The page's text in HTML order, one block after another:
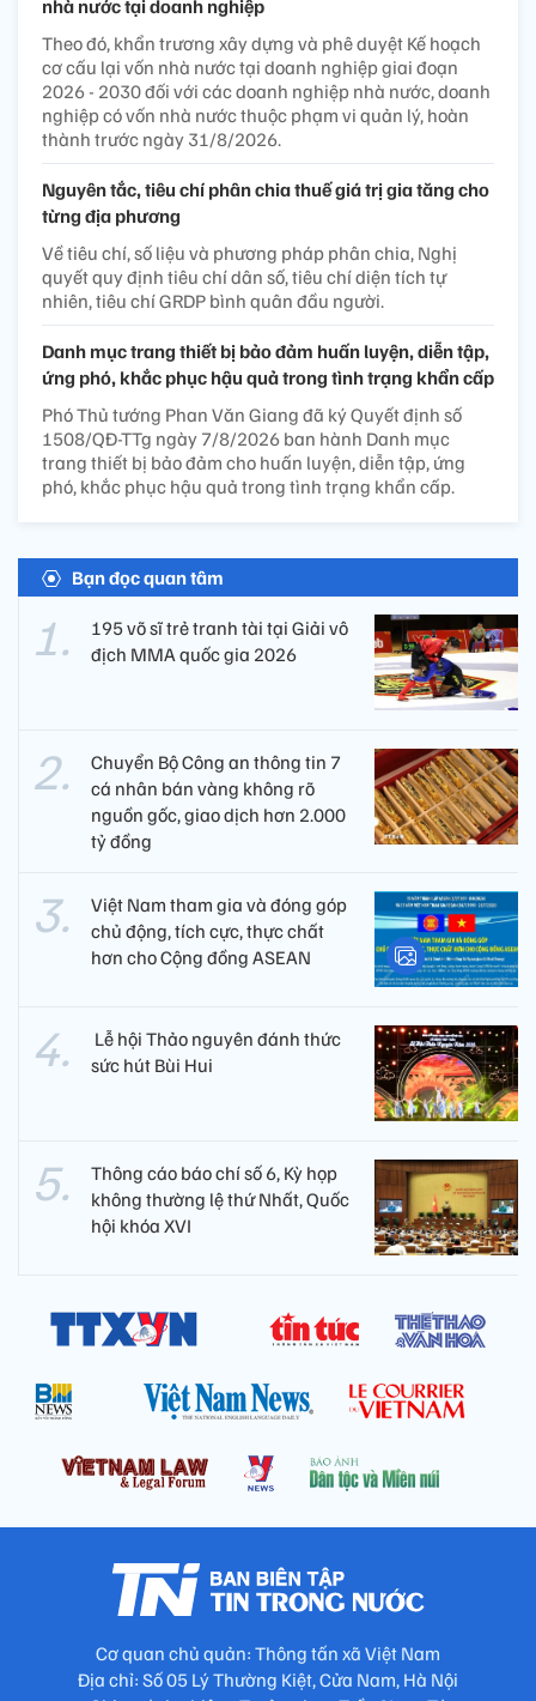
nhà nước tại doanh nghiệp
Theo đó, khẩn trương xây dựng và phê duyệt Kế hoạch
cơ cấu lại vốn nhà nước tại doanh nghiệp giai đoạn
2026 - 2030 đối với các doanh nghiệp nhà nước, doanh
nghiệp có vốn nhà nước thuộc phạm vi quản lý, hoàn
thành trước ngày 31/8/2026.
Nguyên tắc, tiêu chí phân chia thuế giá trị gia tăng cho
từng địa phương
Về tiêu chí, số liệu và phương pháp phân chia, Nghị
quyết quy định tiêu chí dân số, tiêu chí diện tích tự
nhiên, tiêu chí GRDP bình quân đầu người.
Danh mục trang thiết bị bảo đảm huấn luyện, diễn tập,
ứng phó, khắc phục hậu quả trong tình trạng khẩn cấp
Phó Thủ tướng Phan Văn Giang đã ký Quyết định số
1508/QĐ-TTg ngày 7/8/2026 ban hành Danh mục
trang thiết bị bảo đảm cho huấn luyện, diễn tập, ứng
phó, khắc phục hậu quả trong tình trạng khẩn cấp.
Bạn đọc quan tâm
195 võ sĩ trẻ tranh tài tại Giải vô
địch MMA quốc gia 2026
Chuyển Bộ Công an thông tin 7
cá nhân bán vàng không rõ
nguồn gốc, giao dịch hơn 2.000
tỷ đồng
Việt Nam tham gia và đóng góp
chủ động, tích cực, thực chất
hơn cho Cộng đồng ASEAN
​ Lễ hội Thảo nguyên đánh thức
sức hút Bùi Hui
Thông cáo báo chí số 6, Kỳ họp
không thường lệ thứ Nhất, Quốc
hội khóa XVI